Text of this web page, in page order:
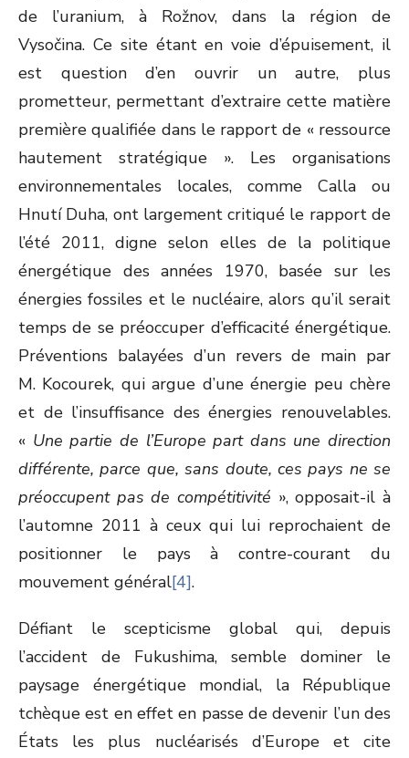
de l’uranium, à Rožnov, dans la région de
Vysočina. Ce site étant en voie d’épuisement, il
est question d’en ouvrir un autre, plus
prometteur, permettant d’extraire cette matière
première qualifiée dans le rapport de « ressource
hautement stratégique ». Les organisations
environnementales locales, comme Calla ou
Hnutí Duha, ont largement critiqué le rapport de
l’été 2011, digne selon elles de la politique
énergétique des années 1970, basée sur les
énergies fossiles et le nucléaire, alors qu’il serait
temps de se préoccuper d’efficacité énergétique.
Préventions balayées d’un revers de main par
M. Kocourek, qui argue d’une énergie peu chère
et de l’insuffisance des énergies renouvelables.
« Une partie de l’Europe part dans une direction
différente, parce que, sans doute, ces pays ne se
préoccupent pas de compétitivité », opposait-il à
l’automne 2011 à ceux qui lui reprochaient de
positionner le pays à contre-courant du
mouvement général[4].
Défiant le scepticisme global qui, depuis
l’accident de Fukushima, semble dominer le
paysage énergétique mondial, la République
tchèque est en effet en passe de devenir l’un des
États les plus nucléarisés d’Europe et cite